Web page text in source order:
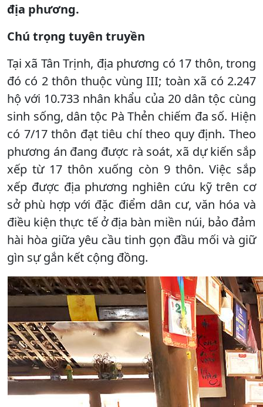
địa phương.
Chú trọng tuyên truyền
Tại xã Tân Trịnh, địa phương có 17 thôn, trong
đó có 2 thôn thuộc vùng III; toàn xã có 2.247
hộ với 10.733 nhân khẩu của 20 dân tộc cùng
sinh sống, dân tộc Pà Thẻn chiếm đa số. Hiện
có 7/17 thôn đạt tiêu chí theo quy định. Theo
phương án đang được rà soát, xã dự kiến sắp
xếp từ 17 thôn xuống còn 9 thôn. Việc sắp
xếp được địa phương nghiên cứu kỹ trên cơ
sở phù hợp với đặc điểm dân cư, văn hóa và
điều kiện thực tế ở địa bàn miền núi, bảo đảm
hài hòa giữa yêu cầu tinh gọn đầu mối và giữ
gìn sự gắn kết cộng đồng.